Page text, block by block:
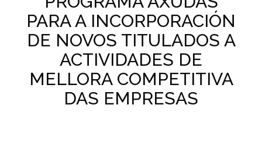
PARA A INCORPORACIÓN
DE NOVOS TITULADOS A
ACTIVIDADES DE
MELLORA COMPETITIVA
DAS EMPRESAS